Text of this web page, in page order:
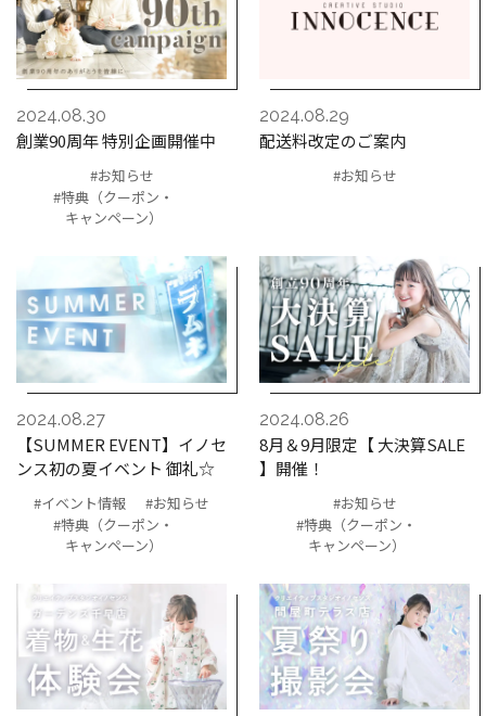
2024.08.30
創業90周年 特別企画開催中
#お知らせ
#特典（クーポン・
キャンペーン）
2024.08.29
配送料改定のご案内
#お知らせ
2024.08.27
【SUMMER EVENT】イノセ
ンス初の夏イベント 御礼☆
#イベント情報
#お知らせ
#特典（クーポン・
キャンペーン）
2024.08.26
8月＆9月限定【 大決算SALE
】開催！
#お知らせ
#特典（クーポン・
キャンペーン）